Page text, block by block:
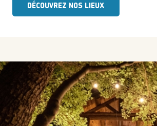
DÉCOUVREZ NOS LIEUX